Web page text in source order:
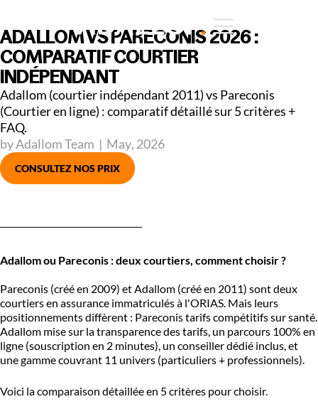
ADALLOM VS PARECONIS 2026 :
COMPARATIF COURTIER
INDÉPENDANT
Adallom (courtier indépendant 2011) vs Pareconis
(Courtier en ligne) : comparatif détaillé sur 5 critères +
FAQ.
by Adallom Team | May, 2026
CONSULTEZ NOS PRIX
Adallom ou Pareconis : deux courtiers, comment choisir ?
Pareconis (créé en 2009) et Adallom (créé en 2011) sont deux
courtiers en assurance immatriculés à l'ORIAS. Mais leurs
positionnements diffèrent : Pareconis tarifs compétitifs sur santé.
Adallom mise sur la transparence des tarifs, un parcours 100% en
ligne (souscription en 2 minutes), un conseiller dédié inclus, et
une gamme couvrant 11 univers (particuliers + professionnels).
Voici la comparaison détaillée en 5 critères pour choisir.